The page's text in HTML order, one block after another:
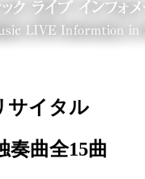
サイタル
曲全15曲